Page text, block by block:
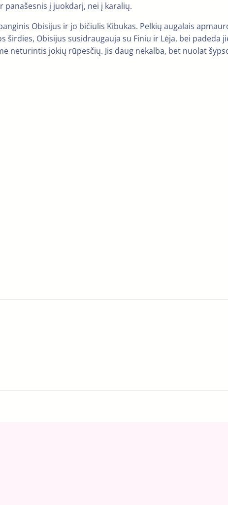
panašesnis į juokdarį, nei į karalių.
Obisijus ir jo bičiulis Kibukas. Pelkių augalais
Obisijus susidraugauja su Finiu ir Lėja, bei padeda
neturintis jokių rūpesčių. Jis daug nekalba, bet nuolat